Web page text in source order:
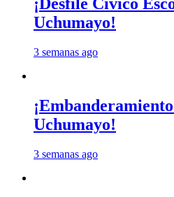
Uchumayo!
3 semanas ago
Uchumayo!
3 semanas ago